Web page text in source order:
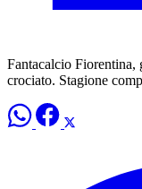
Fantacalcio Fiorentina,
crociato. Stagione